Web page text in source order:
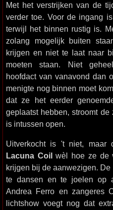
Met het verstrijken van de
verder toe. Voor de ingang
terwijl het binnen rustig is.
zolang mogelijk buiten
krijgen en niet te laat naar
moeten staan. Niet
hoofdact van vanavond dan
menigte nog binnen moet
dat ze het eerder
geplaatst hebben, stroomt
is intussen open.
Uitverkocht is 't niet, maar
Lacuna Coilwèl hoe ze de
krijgen bij de aanwezigen.
te dansen en te joelen op
Andrea Ferro en zangeres
lichtshow voegt nog dat